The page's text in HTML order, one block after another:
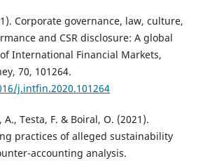
Corporate governance, law, culture,
and CSR disclosure: A global
International Financial Markets,
70, 101264.
j.intfin.2020.101264
Testa, F. & Boiral, O. (2021).
practices of alleged sustainability
accounting analysis.